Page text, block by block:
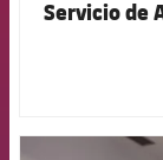
Servicio de